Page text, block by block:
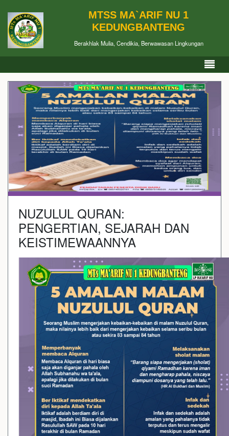
MTSS MA`ARIF NU 1
KEDUNGBANTENG
Berakhlak Mulia, Cendikia, Berwawasan Lingkungan
NUZULUL QURAN:
PENGERTIAN, SEJARAH DAN
KEISTIMEWAANNYA